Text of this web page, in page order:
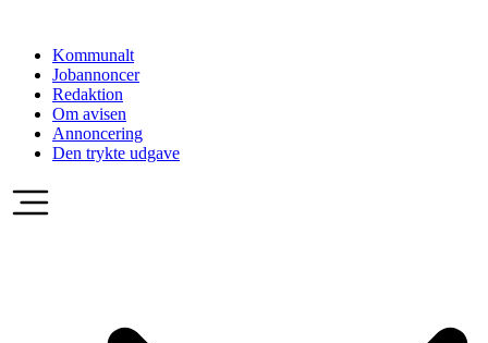
indholdKommunalt
Jobannoncer
Redaktion
Om avisen
Annoncering
Den trykte udgave